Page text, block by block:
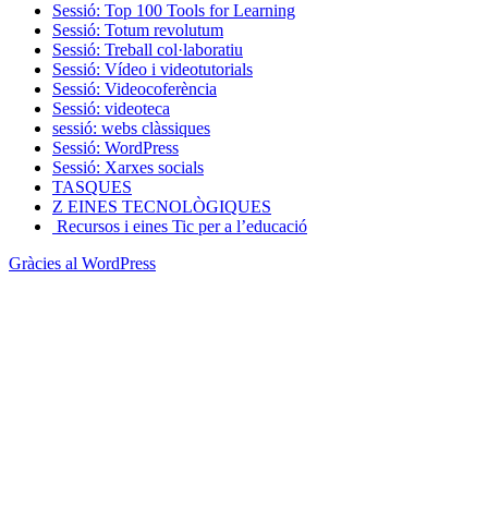
Sessió: Top 100 Tools for Learning
Sessió: Totum revolutum
Sessió: Treball col·laboratiu
Sessió: Vídeo i videotutorials
Sessió: Videocoferència
Sessió: videoteca
sessió: webs clàssiques
Sessió: WordPress
Sessió: Xarxes socials
TASQUES
Z EINES TECNOLÒGIQUES
Recursos i eines Tic per a l’educació
Gràcies al WordPress